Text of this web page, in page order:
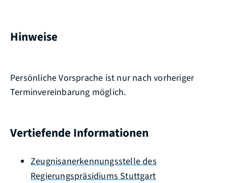
Hinweise
Persönliche Vorsprache ist nur nach vorheriger
Terminvereinbarung möglich.
Vertiefende Informationen
Zeugnisanerkennungsstelle des
Regierungspräsidiums Stuttgart